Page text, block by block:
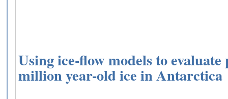
Using ice-ﬂow models to
million year-old ice in Antarctica